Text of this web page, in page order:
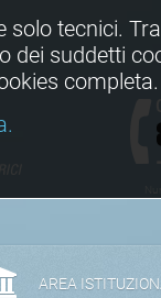
AREA
tecnici.
dei suddetti
completa.